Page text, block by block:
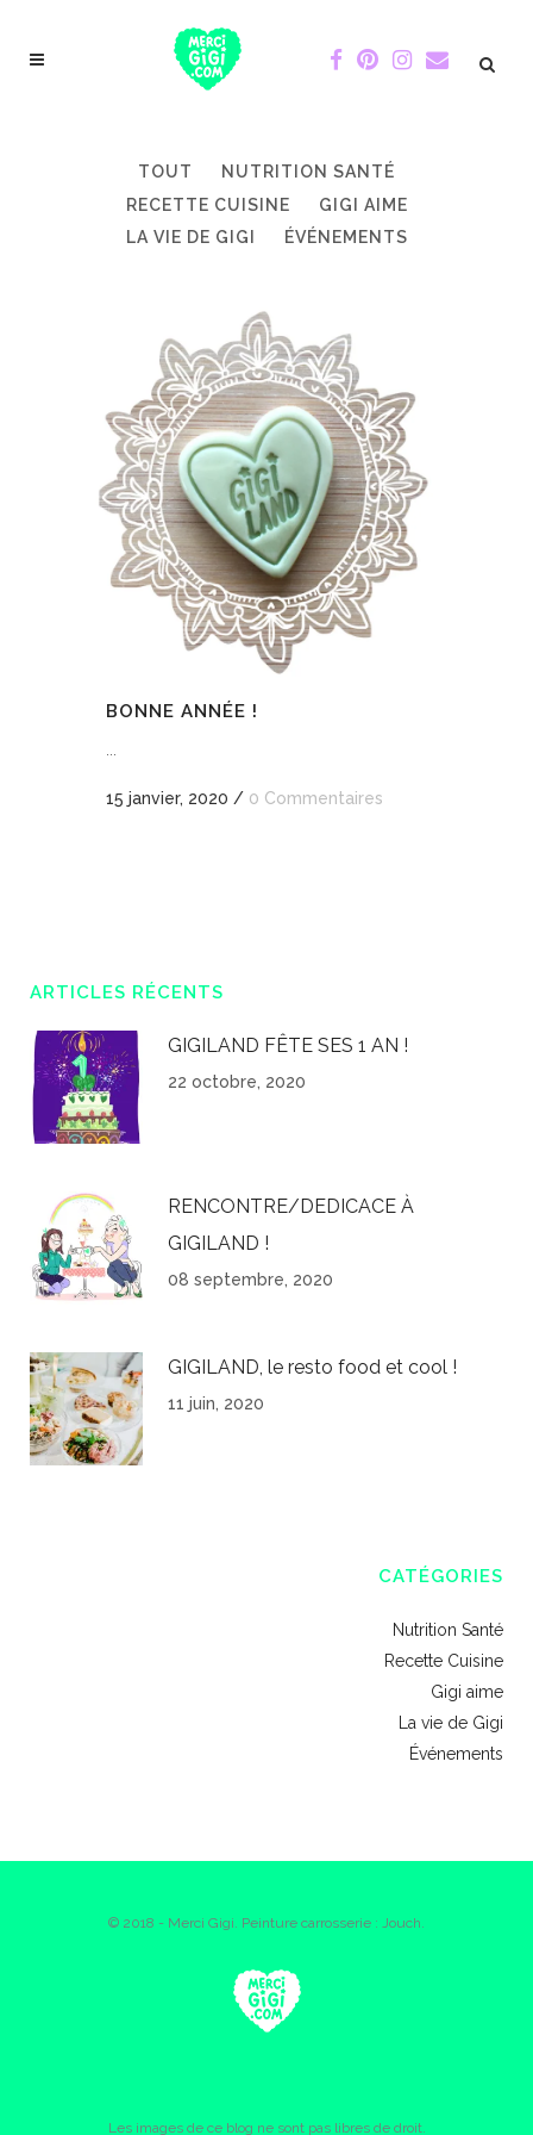
TOUT
NUTRITION SANTÉ
RECETTE CUISINE
GIGI AIME
LA VIE DE GIGI
ÉVÉNEMENTS
BONNE ANNÉE !
15 janvier, 2020 / 0 Commentaires
ARTICLES RÉCENTS
GIGILAND FÊTE SES 1 AN !
22 octobre, 2020
RENCONTRE/DEDICACE À
GIGILAND !
08 septembre, 2020
GIGILAND, le resto food et cool !
11 juin, 2020
CATÉGORIES
Nutrition Santé
Recette Cuisine
Gigi aime
La vie de Gigi
Événements
© 2018 - Merci Gigi. Peinture carrosserie : Jouch.
Les images de ce blog ne sont pas libres de droit.